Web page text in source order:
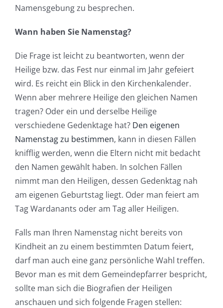
Namensgebung zu besprechen.
Wann haben Sie Namenstag?
Die Frage ist leicht zu beantworten, wenn der
Heilige bzw. das Fest nur einmal im Jahr gefeiert
wird. Es reicht ein Blick in den Kirchenkalender.
Wenn aber mehrere Heilige den gleichen Namen
tragen? Oder ein und derselbe Heilige
verschiedene Gedenktage hat? Den eigenen
Namenstag zu bestimmen, kann in diesen Fällen
knifflig werden, wenn die Eltern nicht mit bedacht
den Namen gewählt haben. In solchen Fällen
nimmt man den Heiligen, dessen Gedenktag nah
am eigenen Geburtstag liegt. Oder man feiert am
Tag Wardanants oder am Tag aller Heiligen.
Falls man Ihren Namenstag nicht bereits von
Kindheit an zu einem bestimmten Datum feiert,
darf man auch eine ganz persönliche Wahl treffen.
Bevor man es mit dem Gemeindepfarrer bespricht,
sollte man sich die Biografien der Heiligen
anschauen und sich folgende Fragen stellen: